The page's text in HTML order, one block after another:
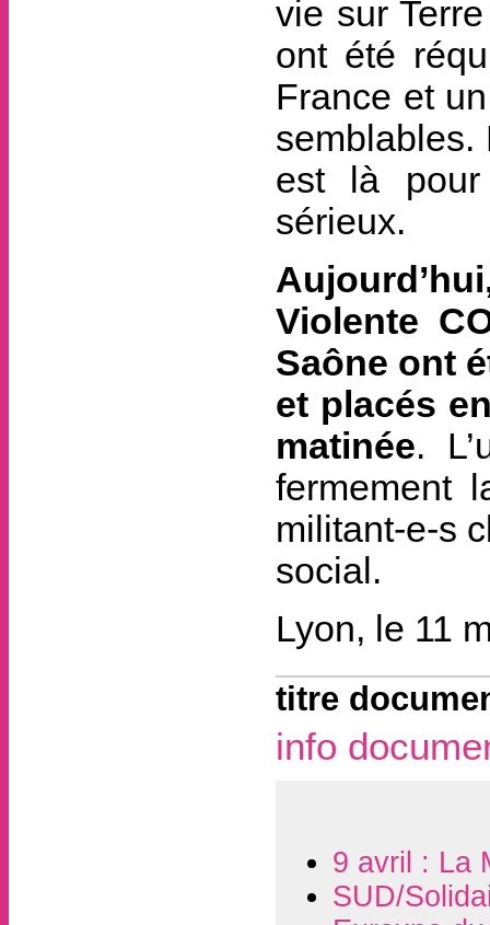
vie sur
ont été
France et
semblables.
est là pour
sérieux.
Violente
Saône ont
et placés
matinée.
fermement
militant-e-s
social.
Lyon, le 11
titre
info
9 avril : La
SUD/